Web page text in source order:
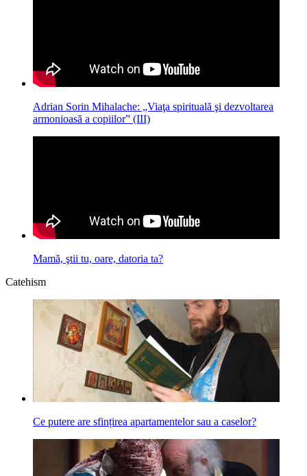
Adrian Sorin Mihalache: „Viaţa spirituală şi dezvoltarea
armonioasă a copiilor” (III)
Mamă, ştii tu, oare, datoria ta?
Catehism
Ce putere are sfințirea apartamentelor sau a caselor?